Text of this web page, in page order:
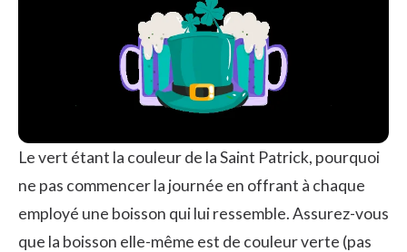
Le vert étant la couleur de la Saint Patrick, pourquoi
ne pas commencer la journée en offrant à chaque
employé une boisson qui lui ressemble. Assurez-vous
que la boisson elle-même est de couleur verte (pas